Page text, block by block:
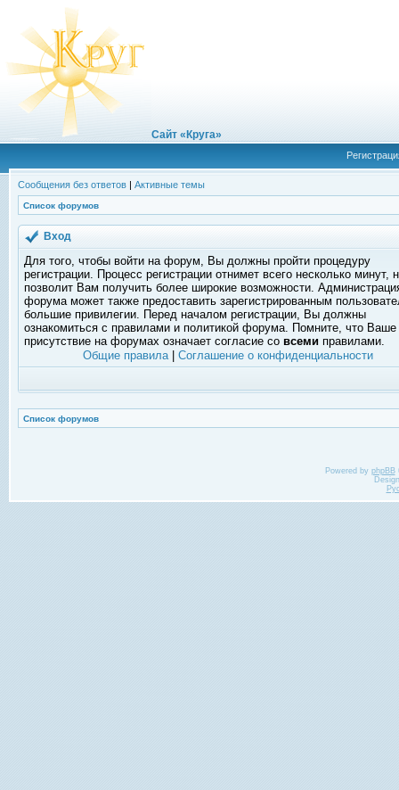
Сайт «Круга»
Сообщения без ответов | Активные темы
Список форумов
Вход
Для того, чтобы войти на форум, Вы должны пройти процедуру
регистрации. Процесс регистрации отнимет всего несколько минут,
позволит Вам получить более широкие возможности.
форума может также предоставить зарегистрированным
большие привилегии. Перед началом регистрации, Вы должны
ознакомиться с правилами и политикой форума. Помните, что Ваше
присутствие на форумах означает согласие со всеми правилами.
Общие правила| Соглашение о конфиденциальности
Список форумов
Powered by phpBB